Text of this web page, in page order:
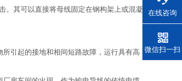
。其可以直接将母线固定在钢构架上或混凝
引起的接地和相间短路故障，运行具有高
在线咨询
电话
微信扫一扫